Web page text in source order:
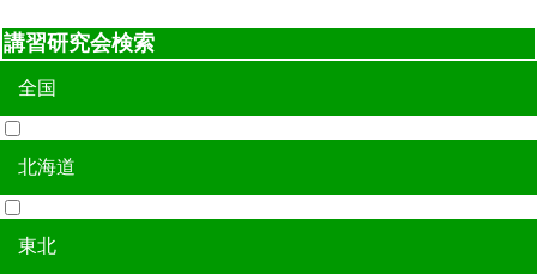
講習研究会検索
全国
全国
北海道
北海道
東北